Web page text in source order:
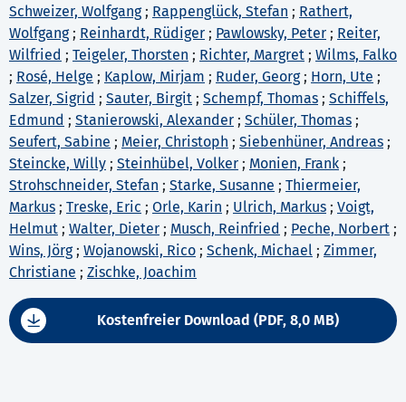
Schweizer, Wolfgang; Rappenglück, Stefan ; Rathert,
Wolfgang; Reinhardt, Rüdiger ; Pawlowsky, Peter ; Reiter,
Wilfried ; Teigeler, Thorsten ; Richter, Margret ; Wilms, Falko
; Rosé, Helge ; Kaplow, Mirjam ; Ruder, Georg; Horn, Ute ;
Salzer, Sigrid ; Sauter, Birgit ; Schempf, Thomas ; Schiffels,
Edmund ; Stanierowski, Alexander ; Schüler, Thomas ;
Seufert, Sabine ; Meier, Christoph ; Siebenhüner, Andreas ;
Steincke, Willy ; Steinhübel, Volker ; Monien, Frank ;
Strohschneider, Stefan ; Starke, Susanne ; Thiermeier,
Markus ; Treske, Eric ; Orle, Karin ; Ulrich, Markus ; Voigt,
Helmut ; Walter, Dieter ; Musch, Reinfried ; Peche, Norbert ;
Wins, Jörg; Wojanowski, Rico ; Schenk, Michael ; Zimmer,
Christiane ; Zischke, Joachim
Kostenfreier Download (PDF, 8,0 MB)